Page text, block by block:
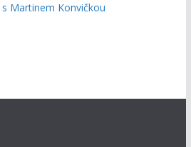
Martinem Konvičkou